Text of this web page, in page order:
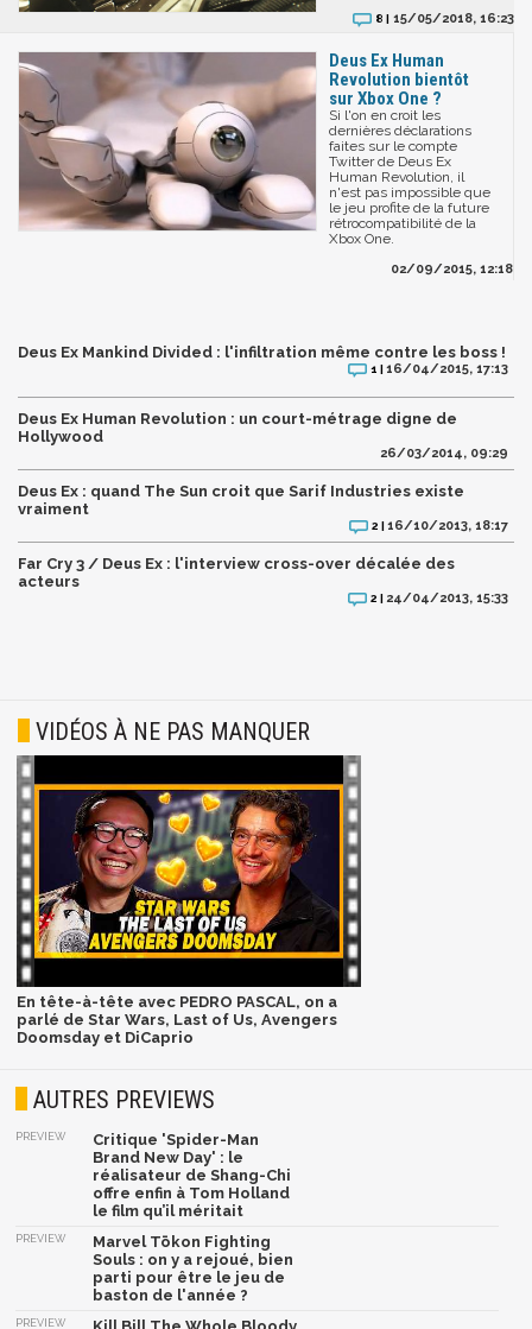
8 | 15/05/2018, 16:23
Deus Ex Human
Revolution bientôt
sur Xbox One ?
Si l'on en croit les
dernières déclarations
faites sur le compte
Twitter de Deus Ex
Human Revolution, il
n'est pas impossible que
le jeu profite de la future
rétrocompatibilité de la
Xbox One.
02/09/2015, 12:18
Deus Ex Mankind Divided : l'infiltration même contre les boss !
1 |16/04/2015, 17:13
Deus Ex Human Revolution : un court-métrage digne de
Hollywood
26/03/2014, 09:29
Deus Ex : quand The Sun croit que Sarif Industries existe
vraiment
2 |16/10/2013, 18:17
Far Cry 3 / Deus Ex : l'interview cross-over décalée des
acteurs
2 | 24/04/2013, 15:33
VIDÉOS À NE PAS MANQUER
En tête-à-tête avec PEDRO PASCAL, on a
parlé de Star Wars, Last of Us, Avengers
Doomsday et DiCaprio
AUTRES PREVIEWS
PREVIEW
Critique 'Spider-Man
Brand New Day' : le
réalisateur de Shang-Chi
offre enfin à Tom Holland
le film qu’il méritait
PREVIEW
Marvel Tōkon Fighting
Souls : on y a rejoué, bien
parti pour être le jeu de
baston de l'année ?
PREVIEW